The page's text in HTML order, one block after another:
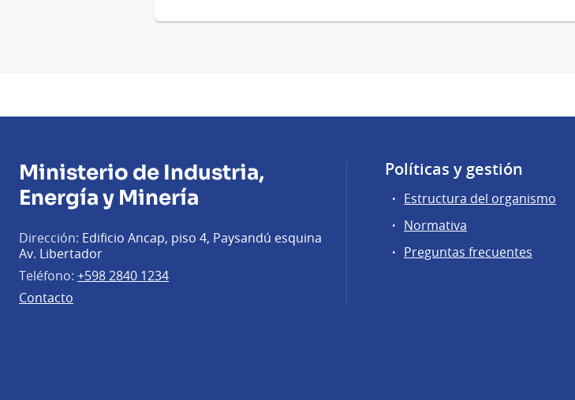
Ministerio de Industria,
Energía y Minería
Dirección: Edificio Ancap, piso 4, Paysandú esquina
Av. Libertador
Teléfono: +598 2840 1234
Contacto
Políticas y gestión
Estructura del organismo
Normativa
Preguntas frecuentes